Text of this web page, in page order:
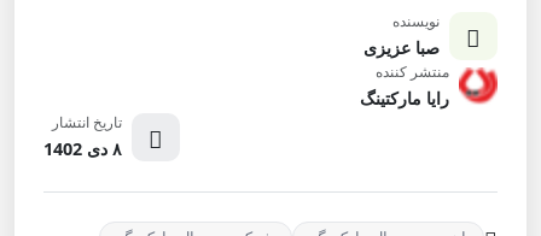
نویسنده
صبا عزیزی
منتشر کننده
رایا مارکتینگ
تاریخ انتشار
۸ دی 1402